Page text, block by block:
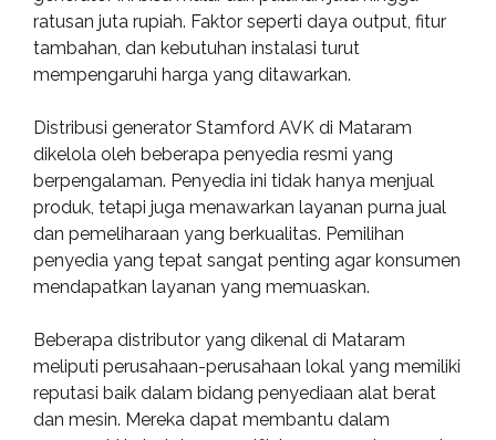
ratusan juta rupiah. Faktor seperti daya output, fitur
tambahan, dan kebutuhan instalasi turut
mempengaruhi harga yang ditawarkan.
Distribusi generator Stamford AVK di Mataram
dikelola oleh beberapa penyedia resmi yang
berpengalaman. Penyedia ini tidak hanya menjual
produk, tetapi juga menawarkan layanan purna jual
dan pemeliharaan yang berkualitas. Pemilihan
penyedia yang tepat sangat penting agar konsumen
mendapatkan layanan yang memuaskan.
Beberapa distributor yang dikenal di Mataram
meliputi perusahaan-perusahaan lokal yang memiliki
reputasi baik dalam bidang penyediaan alat berat
dan mesin. Mereka dapat membantu dalam